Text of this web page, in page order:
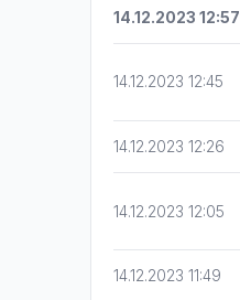
14.12.2023 12:57
14.12.2023 12:45
14.12.2023 12:26
14.12.2023 12:05
14.12.2023 11:49